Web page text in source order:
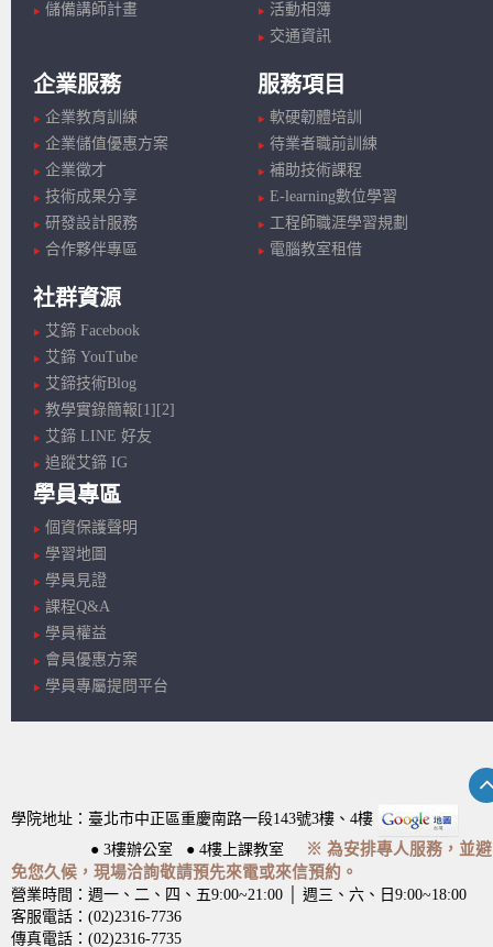
儲備講師計畫
活動相簿
交通資訊
企業服務
企業教育訓練
企業儲值優惠方案
企業徵才
技術成果分享
研發設計服務
合作夥伴專區
服務項目
軟硬韌體培訓
待業者職前訓練
補助技術課程
E-learning數位學習
工程師職涯學習規劃
電腦教室租借
社群資源
艾鍗 Facebook
艾鍗 YouTube
艾鍗技術Blog
教學實錄簡報[1] [2]
艾鍗 LINE 好友
追蹤艾鍗 IG
學員專區
個資保護聲明
學習地圖
學員見證
課程Q&A
學員權益
會員優惠方案
學員專屬提問平台
學院地址：臺北市中正區重慶南路一段143號3樓、4樓
● 3樓辦公室 ● 4樓上課教室
※ 為安排專人服務，並避
免您久候，現場洽詢敬請預先來電或來信預約。
營業時間：週一、二、四、五9:00~21:00 │ 週三、六、日9:00~18:00
客服電話：(02)2316-7736
傳真電話：(02)2316-7735